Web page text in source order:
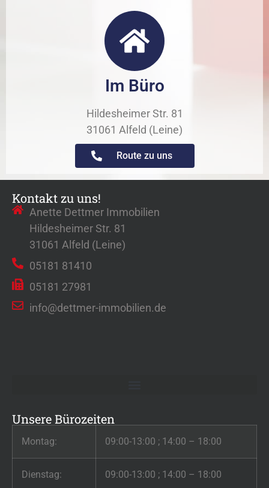
Im Büro
Hildesheimer Str. 81
31061 Alfeld (Leine)
Route zu uns
Kontakt zu uns!
Anette Dettmer Immobilien
Hildesheimer Str. 81
31061 Alfeld (Leine)
05181 81410
05181 27981
info@dettmer-immobilien.de
Unsere Bürozeiten
Montag: 09:00-13:00 ; 14:00 – 18:00
Dienstag: 09:00-13:00 ; 14:00 – 18:00